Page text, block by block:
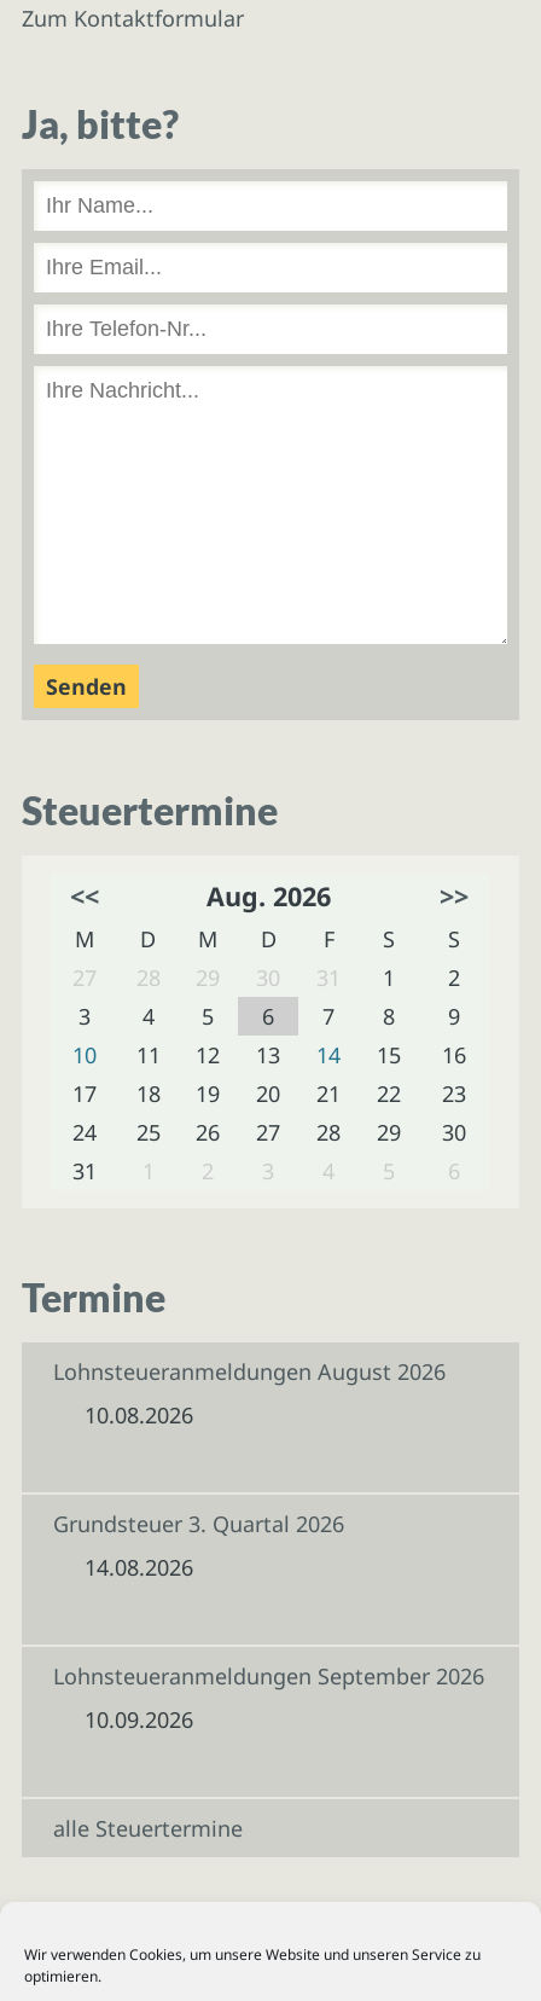
Wir verwenden Cookies, um unsere Website und unseren Service zu
optimieren.
Zum Kontaktformular
Ja, bitte?
Steuertermine
<< Aug. 2026 >>
M D M D F S
S
27
28 29 30 31 1
2
3
4 5 6 7 8
9
10
11 12 13 14 15
16
17
18 19 20 21 22
23
24
25 26 27 28 29
30
31
1 2 3 4 5 6
Termine
Lohnsteueranmeldungen August 2026
10.08.2026
Grundsteuer 3. Quartal 2026
14.08.2026
Lohnsteueranmeldungen September 2026
10.09.2026
alle Steuertermine